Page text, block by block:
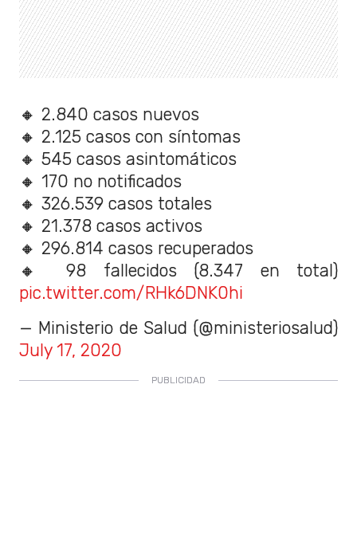
🔸 2.840 casos nuevos
🔸 2.125 casos con síntomas
🔸 545 casos asintomáticos
🔸 170 no notificados
🔸 326.539 casos totales
🔸 21.378 casos activos
🔸 296.814 casos recuperados
🔸 98 fallecidos (8.347 en total)
pic.twitter.com/RHk6DNK0hi
— Ministerio de Salud (@ministeriosalud)
July 17, 2020